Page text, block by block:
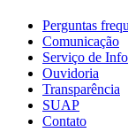
Perguntas
Comunicação
Serviço de
Ouvidoria
Transparência
SUAP
Contato